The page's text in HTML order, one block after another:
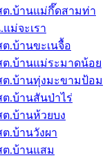
ต.บ้านแม่กึ๊ดสามท่า
ม่จะเรา
ต.บ้านขะเนจื้อ
ต.บ้านแม่ระมาดน้อย
ต.บ้านทุ่งมะขามป้อม
ต.บ้านสันป่าไร่
ต.บ้านห้วยบง
ต.บ้านวังผา
ต.บ้านแสม